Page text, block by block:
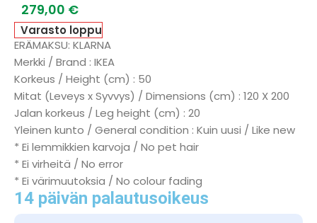
279,00 €
Varasto loppu
ERÄMAKSU: KLARNA
Merkki / Brand : IKEA
Korkeus / Height (cm) : 50
Mitat (Leveys x Syvvys) / Dimensions (cm) : 120 X 200
Jalan korkeus / Leg height (cm) : 20
Yleinen kunto / General condition : Kuin uusi / Like new
* Ei lemmikkien karvoja / No pet hair
* Ei virheitä / No error
* Ei värimuutoksia / No colour fading
14 päivän palautusoikeus